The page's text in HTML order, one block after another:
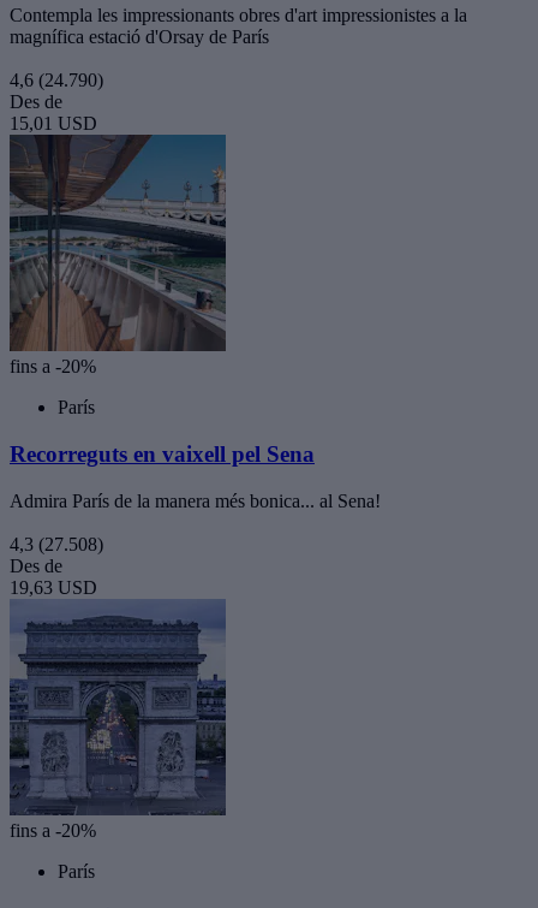
Contempla les impressionants obres d'art impressionistes a la
magnífica estació d'Orsay de París
4,6 (24.790)
Des de
15,01 USD
fins a -20%
París
Recorreguts en vaixell pel Sena
Admira París de la manera més bonica... al Sena!
4,3 (27.508)
Des de
19,63 USD
fins a -20%
París